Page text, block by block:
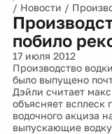
/ Новости /
побило
17 июля 2012
Производство
было выпущено
Дэйли считает
объясняет всплеск
водочного акциза
выпускающие